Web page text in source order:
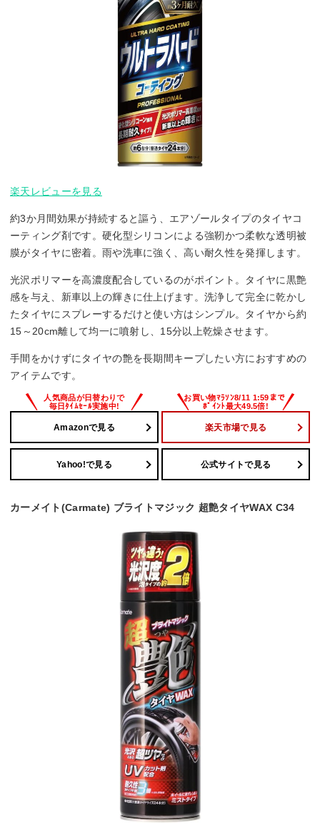
楽天レビューを見る
約3か月間効果が持続すると謳う、エアゾールタイプのタイヤコ
ーティング剤です。硬化型シリコンによる強靭かつ柔軟な透明被
膜がタイヤに密着。雨や洗車に強く、高い耐久性を発揮します。
光沢ポリマーを高濃度配合しているのがポイント。タイヤに黒艶
感を与え、新車以上の輝きに仕上げます。洗浄して完全に乾かし
たタイヤにスプレーするだけと使い方はシンプル。タイヤから約
15～20cm離して均一に噴射し、15分以上乾燥させます。
手間をかけずにタイヤの艶を長期間キープしたい方におすすめの
アイテムです。
Amazonで見る 楽天市場で見る
Yahoo!で見る 公式サイトで見る
カーメイト(Carmate) ブライトマジック 超艶タイヤWAX C34